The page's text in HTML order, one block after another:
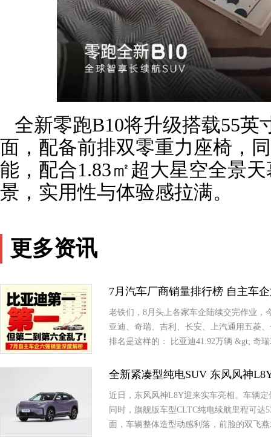
全新零跑B10将升级搭载55英
面，配备前排双零重力座椅，
能，配合1.83㎡超大星空全景
景，实用性与体验感拉满。
更多资讯
7月汽车厂商销量排行榜 自主车
老铁们，8月头上各家车企陆续交完作业，
亚迪、奇瑞、吉利、长安、上汽通用五菱
排名是这样的： 比亚迪41.92万辆 &gt; 奇
全新紧凑型纯电SUV 东风风神
近日，东风风神L8Y迎来实车亮相。车辆
同时，旗舰版车型CLTC纯电续航里程可
面，车辆整体造型动感利落，前脸的双飞